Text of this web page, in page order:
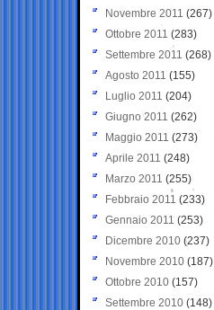
Novembre 2011 (267)
Ottobre 2011 (283)
Settembre 2011 (268)
Agosto 2011 (155)
Luglio 2011 (204)
Giugno 2011 (262)
Maggio 2011 (273)
Aprile 2011 (248)
Marzo 2011 (255)
Febbraio 2011 (233)
Gennaio 2011 (253)
Dicembre 2010 (237)
Novembre 2010 (187)
Ottobre 2010 (157)
Settembre 2010 (148)